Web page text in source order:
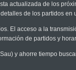
actualizada de los
de los partidos en
El acceso a la
de partidos y
y ahorre tiempo